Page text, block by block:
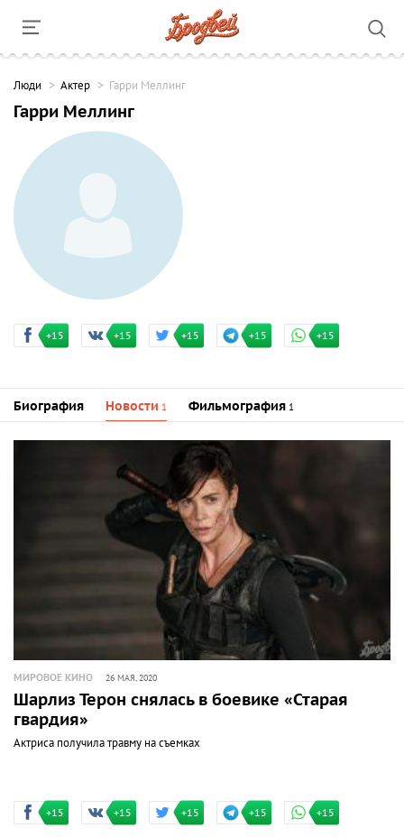
Люди Актер Гарри Меллинг
Гарри Меллинг
+15 +15 +15 +15 +15
Биография Новости 1 Фильмография 1
МИРОВОЕ КИНО 26 МАЯ, 2020
Шарлиз Терон снялась в боевике «Старая
гвардия»
Актриса получила травму на съемках
+15 +15 +15 +15 +15